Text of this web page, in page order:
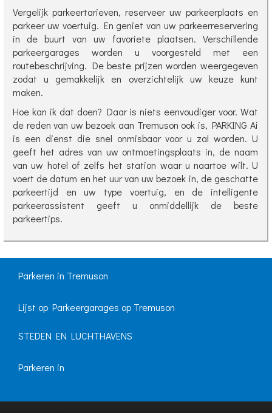
Vergelijk parkeertarieven, reserveer uw parkeerplaats en
parkeer uw voertuig. En geniet van uw parkeerreservering
in de buurt van uw favoriete plaatsen. Verschillende
parkeergarages worden u voorgesteld met een
routebeschrijving. De beste prijzen worden weergegeven
zodat u gemakkelijk en overzichtelijk uw keuze kunt
maken.
Hoe kan ik dat doen? Daar is niets eenvoudiger voor. Wat
de reden van uw bezoek aan Tremuson ook is, PARKING Ai
is een dienst die snel onmisbaar voor u zal worden. U
geeft het adres van uw ontmoetingsplaats in, de naam
van uw hotel of zelfs het station waar u naartoe wilt. U
voert de datum en het uur van uw bezoek in, de geschatte
parkeertijd en uw type voertuig, en de intelligente
parkeerassistent geeft u onmiddellijk de beste
parkeertips.
Parkeren in Tremuson
Lijst op Parkeergarages op Tremuson
STEDEN EN LUCHTHAVENS
Parkeren in